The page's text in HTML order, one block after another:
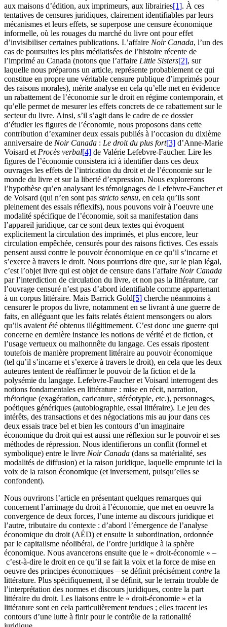
aux maisons d’édition, aux imprimeurs, aux librairies[1]. À ces
tentatives de censures juridiques, clairement identifiables par leurs
mécanismes et leurs effets, se superpose une censure économique
informelle, où les rouages du marché du livre ont pour effet
d’invisibiliser certaines publications. L’affaire Noir Canada, l’un des
cas de poursuites les plus médiatisées de l’histoire récente de
l’imprimé au Canada (notons que l’affaire Little Sisters[2], sur
laquelle nous préparons un article, représente probablement ce qui
constitue en propre une véritable censure publique d’imprimés pour
des raisons morales), mérite analyse en cela qu’elle met en évidence
un rabattement de l’économie sur le droit en régime contemporain, et
qu’elle permet de mesurer les effets concrets de ce rabattement sur le
secteur du livre. Ainsi, s’il s’agit dans le cadre de ce dossier
d’étudier les figures de l’économie nous proposons dans cette
contribution d’examiner deux essais publiés à l’occasion du dixième
anniversaire de Noir Canada : Le droit du plus fort[3] d’Anne-Marie
Voisard et Procès verbal[4] de Valérie Lefebvre-Faucher. Lire les
figures de l’économie consistera ici à identifier dans ces deux
ouvrages les effets de l’intrication du droit et de l’économie sur le
monde du livre et sur la liberté d’expression. Nous explorerons
l’hypothèse qu’en analysant les témoignages de Lefebvre-Faucher et
de Voisard (qui n’en sont pas stricto sensu, en cela qu’ils sont
pleinement des essais réflexifs), nous pouvons voir à l’oeuvre une
modalité spécifique de l’économie, soit sa manifestation dans
l’appareil juridique, car ce sont deux textes qui évoquent
explicitement la circulation des imprimés, et plus encore, leur
circulation empêchée, censurés pour des raisons fictives. Ces essais
pensent aussi contre le pouvoir économique en ce qu’il s’incarne et
s’exerce à travers le droit. Nous pourrions dire que, sur le plan légal,
c’est l’objet livre qui est objet de censure dans l’affaire Noir Canada
par l’interdiction de circulation du livre, et non pas la littérature, car
l’ouvrage censuré n’est pas d’abord identifiable comme appartenant
à un corpus littéraire. Mais Barrick Gold[5] cherche néanmoins à
censurer le propos du livre, notamment en se livrant à une guerre de
faits, en alléguant que les faits relatés étaient mensongers ou alors
qu’ils avaient été obtenus illégitimement. C’est donc une guerre qui
concerne en dernière instance les notions de vérité et de fiction, et
l’usage vertueux ou malhonnête du langage. Ces essais ripostent
toutefois de manière proprement littéraire au pouvoir économique
(tel qu’il s’incarne et s’exerce à travers le droit), en cela que les deux
auteures tentent de réaffirmer le pouvoir de la fiction et de la
polysémie du langage. Lefebvre-Faucher et Voisard interrogent des
notions fondamentales en littérature : mise en récit, narration,
rhétorique (exagération, caricature, stéréotypie, etc.), personnages,
poétiques génériques (autobiographie, essai littéraire). Le jeu des
intérêts, des transactions et des négociations mis au jour dans ces
deux essais trace bel et bien les contours d’un imaginaire
économique du droit qui est aussi une réflexion sur le pouvoir et ses
méthodes de répression. Nous identifierons un conflit (formel et
symbolique) entre le livre Noir Canada (dans sa matérialité, ses
modalités de diffusion) et la raison juridique, laquelle emprunte ici la
voix de la raison économique (et inversement, puisqu’elles se
confondent).
Nous ouvrirons l’article en présentant quelques remarques qui
concernent l’arrimage du droit à l’économie, que met en oeuvre la
convergence de deux forces, l’une interne au discours juridique et
l’autre, tributaire du contexte : d’abord l’émergence de l’analyse
économique du droit (AÉD) et ensuite la subordination, ordonnée
par le capitalisme néolibéral, de l’ordre juridique à la sphère
économique. Nous avancerons ensuite que le « droit-économie » –
c’est-à-dire le droit en ce qu’il se fait la voix et la force de mise en
oeuvre des principes économiques – se définit précisément contre la
littérature. Plus spécifiquement, il se définit, sur le terrain trouble de
l’interprétation des normes et discours juridiques, contre la part
littéraire du droit. Les liaisons entre le « droit-économie » et la
littérature sont en cela particulièrement tendues ; elles tracent les
contours d’une lutte à finir pour le contrôle de la rationalité